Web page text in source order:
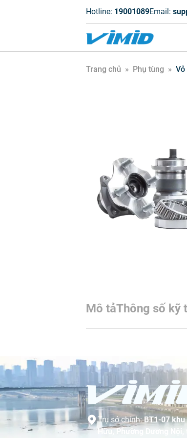
Hotline: 19001089Email:
Trang chủ » Phụ tùng » Vỏ
Mô tảThông số kỹ
Trụ sở chính:BT1-07 khu
Hữu, Phường Dương